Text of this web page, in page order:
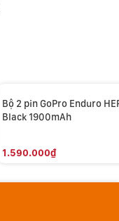
Bộ 2 pin GoPro Enduro
Black 1900mAh
1.590.000₫